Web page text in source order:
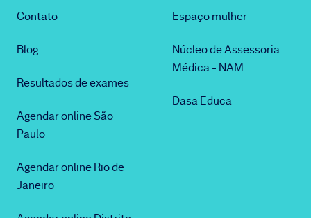
Contato
Blog
Resultados de exames
Agendar online São
Paulo
Agendar online Rio de
Janeiro
Espaço mulher
Núcleo de Assessoria
Médica - NAM
Dasa Educa